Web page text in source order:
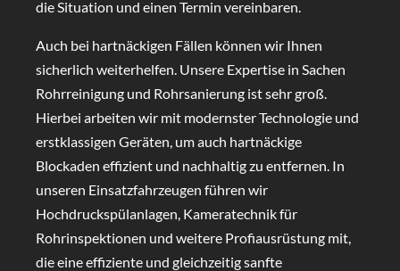
die Situation und einen Termin vereinbaren.
Auch bei hartnäckigen Fällen können wir Ihnen
sicherlich weiterhelfen. Unsere Expertise in Sachen
Rohrreinigung und Rohrsanierung ist sehr groß.
Hierbei arbeiten wir mit modernster Technologie und
erstklassigen Geräten, um auch hartnäckige
Blockaden effizient und nachhaltig zu entfernen. In
unseren Einsatzfahrzeugen führen wir
Hochdruckspülanlagen, Kameratechnik für
Rohrinspektionen und weitere Profiausrüstung mit,
die eine effiziente und gleichzeitig sanfte